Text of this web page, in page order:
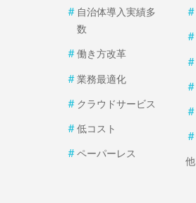
＃ 自治体導入実績多
数
＃ 働き方改革
＃ 業務最適化
＃ クラウドサービス
＃ 低コスト
＃ ペーパーレス
＃
＃